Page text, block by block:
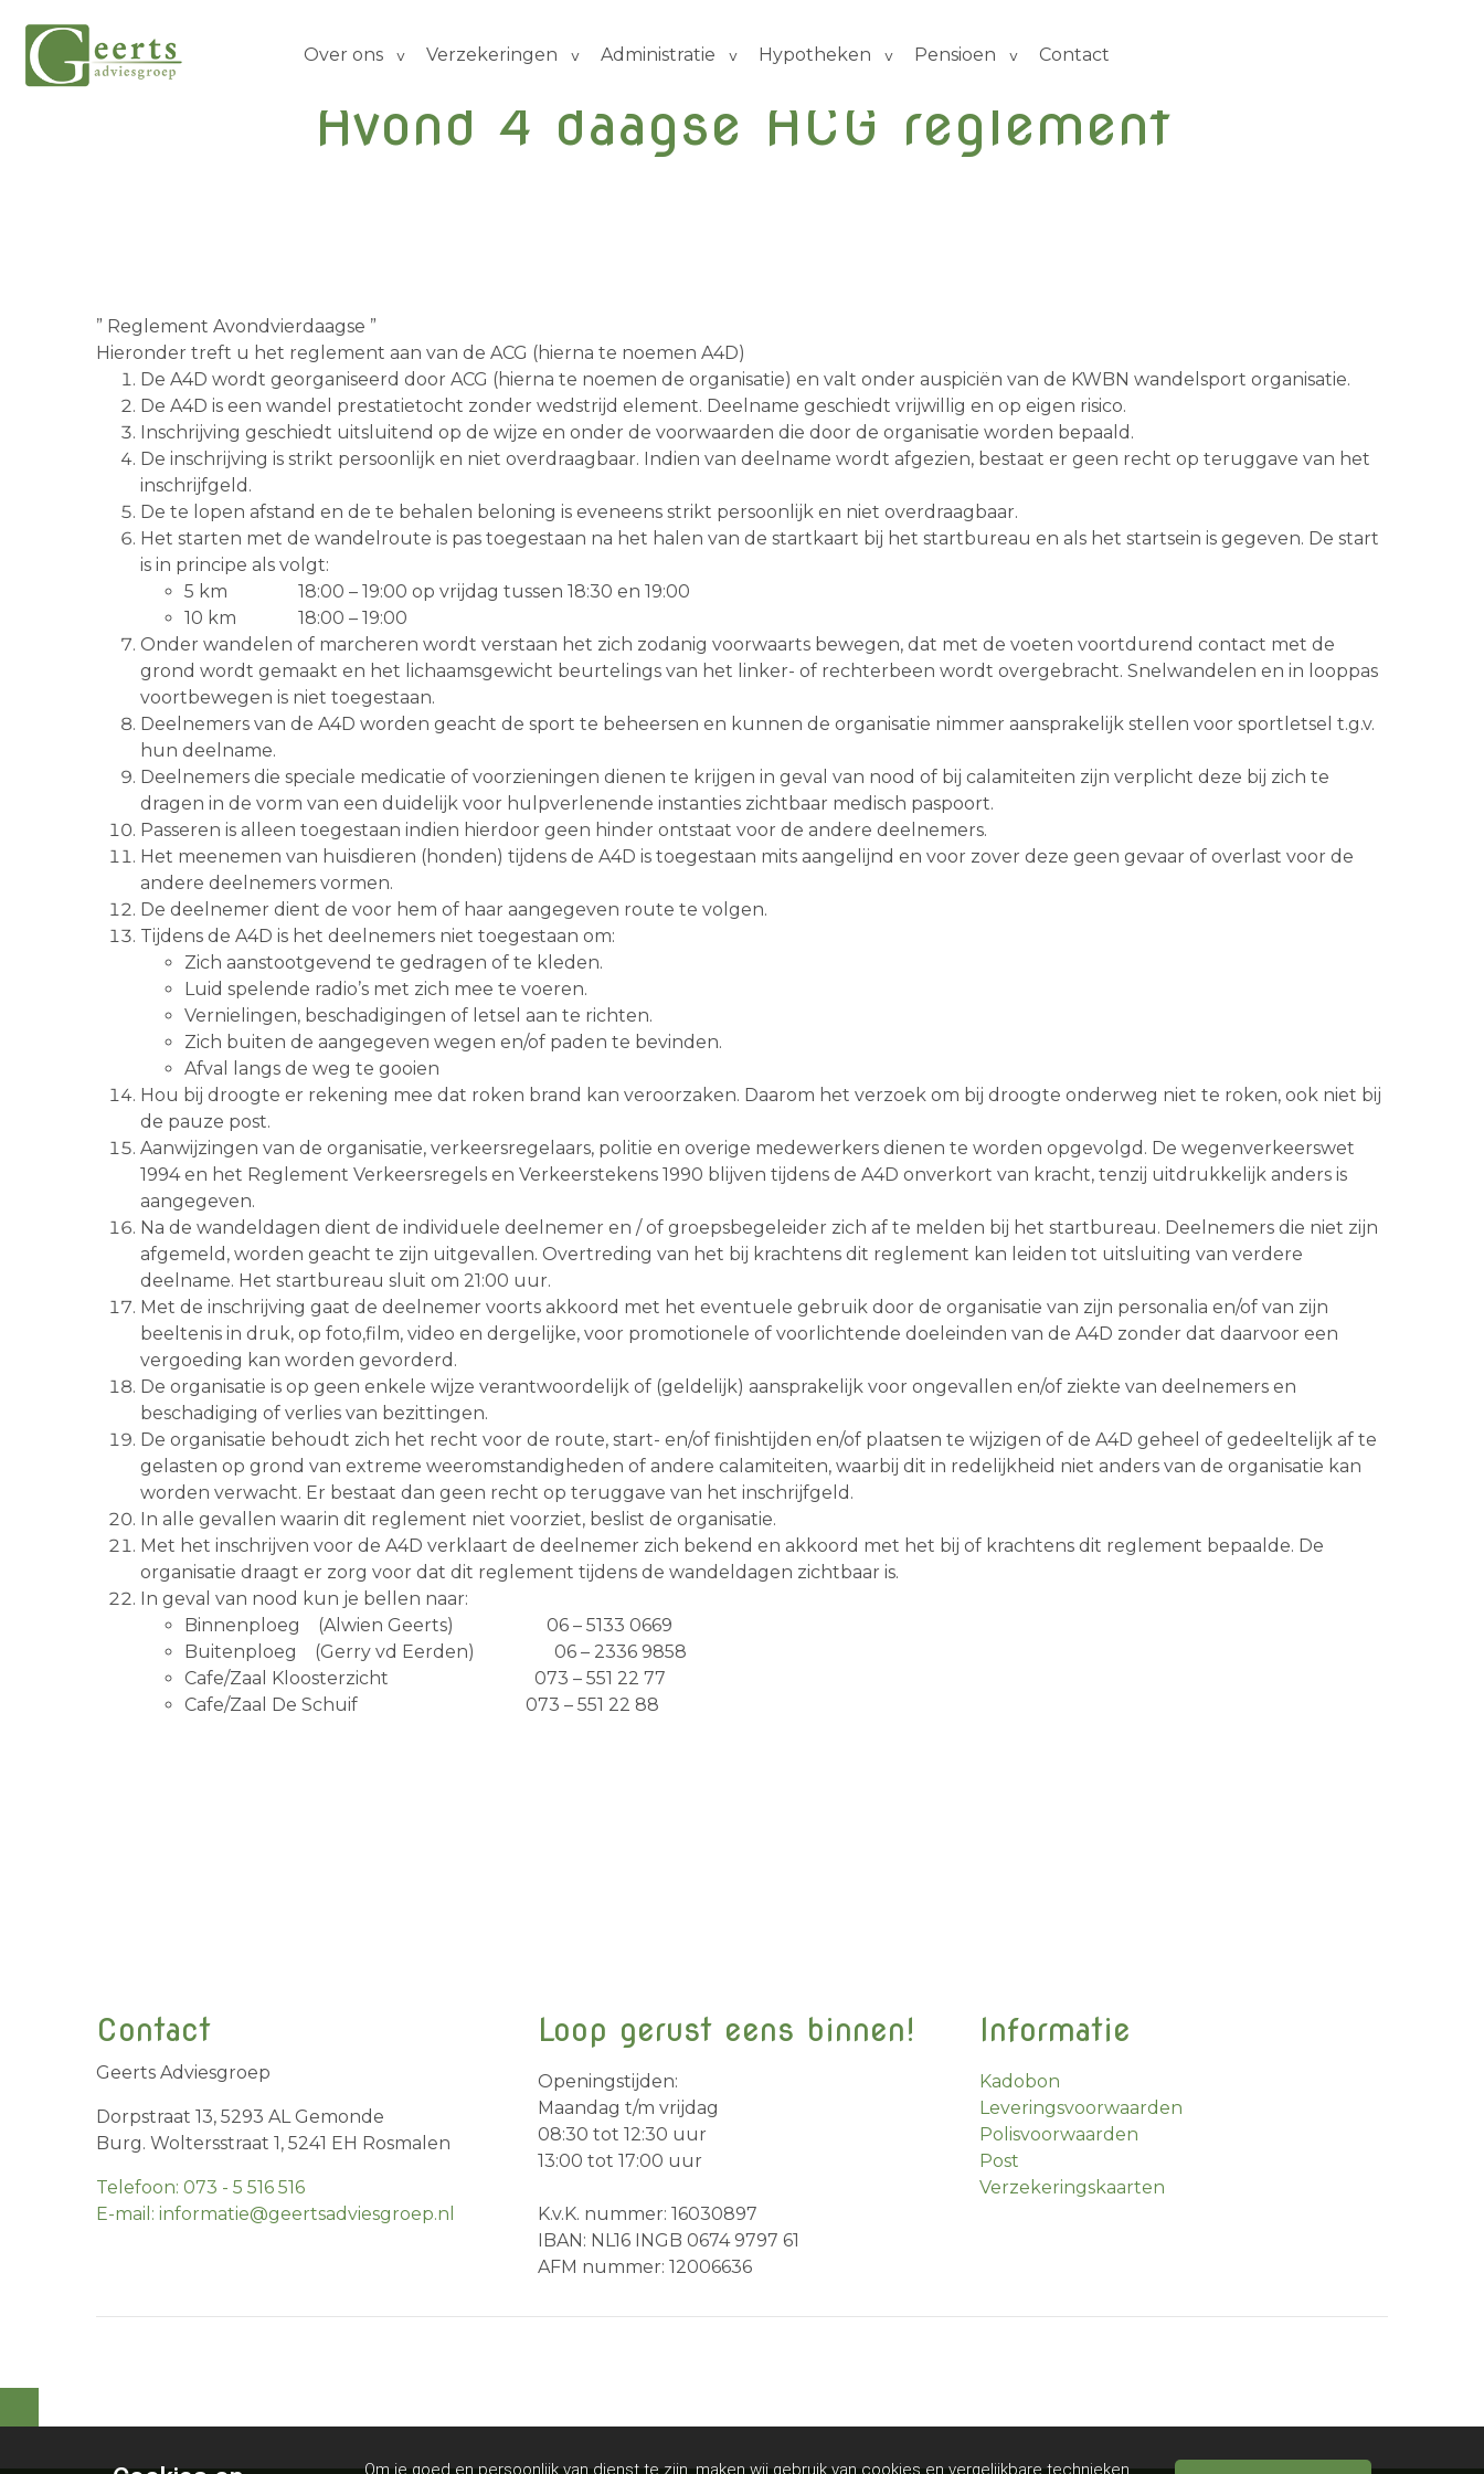
Over ons Verzekeringen Administratie Hypotheken Pensioen Contact
Avond 4 daagse ACG reglement
” Reglement Avondvierdaagse ”
Hieronder treft u het reglement aan van de ACG (hierna te noemen A4D)
De A4D wordt georganiseerd door ACG (hierna te noemen de organisatie) en valt onder auspiciën van de KWBN wandelsport organisatie.
De A4D is een wandel prestatietocht zonder wedstrijd element. Deelname geschiedt vrijwillig en op eigen risico.
Inschrijving geschiedt uitsluitend op de wijze en onder de voorwaarden die door de organisatie worden bepaald.
De inschrijving is strikt persoonlijk en niet overdraagbaar. Indien van deelname wordt afgezien, bestaat er geen recht op teruggave van het
inschrijfgeld.
De te lopen afstand en de te behalen beloning is eveneens strikt persoonlijk en niet overdraagbaar.
Het starten met de wandelroute is pas toegestaan na het halen van de startkaart bij het startbureau en als het startsein is gegeven. De start
is in principe als volgt:
5 km 18:00 – 19:00 op vrijdag tussen 18:30 en 19:00
10 km 18:00 – 19:00
Onder wandelen of marcheren wordt verstaan het zich zodanig voorwaarts bewegen, dat met de voeten voortdurend contact met de
grond wordt gemaakt en het lichaamsgewicht beurtelings van het linker- of rechterbeen wordt overgebracht. Snelwandelen en in looppas
voortbewegen is niet toegestaan.
Deelnemers van de A4D worden geacht de sport te beheersen en kunnen de organisatie nimmer aansprakelijk stellen voor sportletsel t.g.v.
hun deelname.
Deelnemers die speciale medicatie of voorzieningen dienen te krijgen in geval van nood of bij calamiteiten zijn verplicht deze bij zich te
dragen in de vorm van een duidelijk voor hulpverlenende instanties zichtbaar medisch paspoort.
Passeren is alleen toegestaan indien hierdoor geen hinder ontstaat voor de andere deelnemers.
Het meenemen van huisdieren (honden) tijdens de A4D is toegestaan mits aangelijnd en voor zover deze geen gevaar of overlast voor de
andere deelnemers vormen.
De deelnemer dient de voor hem of haar aangegeven route te volgen.
Tijdens de A4D is het deelnemers niet toegestaan om:
Zich aanstootgevend te gedragen of te kleden.
Luid spelende radio’s met zich mee te voeren.
Vernielingen, beschadigingen of letsel aan te richten.
Zich buiten de aangegeven wegen en/of paden te bevinden.
Afval langs de weg te gooien
Hou bij droogte er rekening mee dat roken brand kan veroorzaken. Daarom het verzoek om bij droogte onderweg niet te roken, ook niet bij
de pauze post.
Aanwijzingen van de organisatie, verkeersregelaars, politie en overige medewerkers dienen te worden opgevolgd. De wegenverkeerswet
1994 en het Reglement Verkeersregels en Verkeerstekens 1990 blijven tijdens de A4D onverkort van kracht, tenzij uitdrukkelijk anders is
aangegeven.
Na de wandeldagen dient de individuele deelnemer en / of groepsbegeleider zich af te melden bij het startbureau. Deelnemers die niet zijn
afgemeld, worden geacht te zijn uitgevallen. Overtreding van het bij krachtens dit reglement kan leiden tot uitsluiting van verdere
deelname. Het startbureau sluit om 21:00 uur.
Met de inschrijving gaat de deelnemer voorts akkoord met het eventuele gebruik door de organisatie van zijn personalia en/of van zijn
beeltenis in druk, op foto,film, video en dergelijke, voor promotionele of voorlichtende doeleinden van de A4D zonder dat daarvoor een
vergoeding kan worden gevorderd.
De organisatie is op geen enkele wijze verantwoordelijk of (geldelijk) aansprakelijk voor ongevallen en/of ziekte van deelnemers en
beschadiging of verlies van bezittingen.
De organisatie behoudt zich het recht voor de route, start- en/of finishtijden en/of plaatsen te wijzigen of de A4D geheel of gedeeltelijk af te
gelasten op grond van extreme weeromstandigheden of andere calamiteiten, waarbij dit in redelijkheid niet anders van de organisatie kan
worden verwacht. Er bestaat dan geen recht op teruggave van het inschrijfgeld.
In alle gevallen waarin dit reglement niet voorziet, beslist de organisatie.
Met het inschrijven voor de A4D verklaart de deelnemer zich bekend en akkoord met het bij of krachtens dit reglement bepaalde. De
organisatie draagt er zorg voor dat dit reglement tijdens de wandeldagen zichtbaar is.
In geval van nood kun je bellen naar:
Binnenploeg (Alwien Geerts) 06 – 5133 0669
Buitenploeg (Gerry vd Eerden) 06 – 2336 9858
Cafe/Zaal Kloosterzicht 073 – 551 22 77
Cafe/Zaal De Schuif 073 – 551 22 88
Contact
Geerts Adviesgroep
Dorpstraat 13, 5293 AL Gemonde
Burg. Woltersstraat 1, 5241 EH Rosmalen
Telefoon: 073 - 5 516 516
E-mail: informatie@geertsadviesgroep.nl
Loop gerust eens binnen!
Openingstijden:
Maandag t/m vrijdag
08:30 tot 12:30 uur
13:00 tot 17:00 uur
K.v.K. nummer: 16030897
IBAN: NL16 INGB 0674 9797 61
AFM nummer: 12006636
Informatie
Kadobon
Leveringsvoorwaarden
Polisvoorwaarden
Post
Verzekeringskaarten
Om je goed en persoonlijk van dienst te zijn, maken wij gebruik van cookies en vergelijkbare technieken.